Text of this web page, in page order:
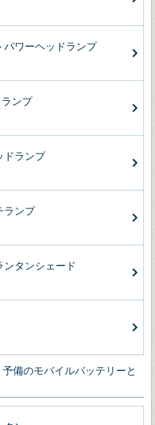
パワーヘッドランプ
ンプ
ドランプ
ランプ
ンタンシェード
備のモバイルバッテリーと